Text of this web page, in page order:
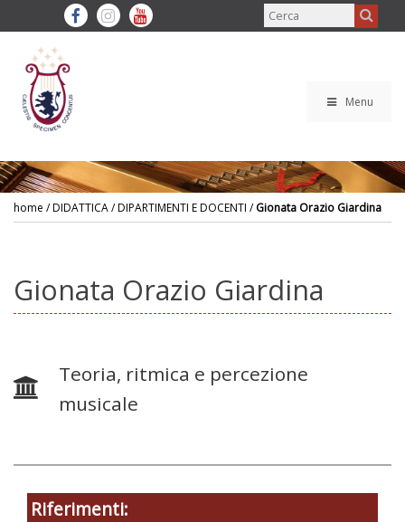
Menu
home / DIDATTICA / DIPARTIMENTI E DOCENTI /Gionata Orazio Giardina
Gionata Orazio Giardina
Teoria, ritmica e percezione
musicale
Riferimenti: